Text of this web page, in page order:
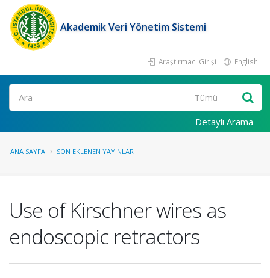
Akademik Veri Yönetim Sistemi
Araştırmacı Girişi English
Ara
Detaylı Arama
ANA SAYFA SON EKLENEN YAYINLAR
Use of Kirschner wires as
endoscopic retractors